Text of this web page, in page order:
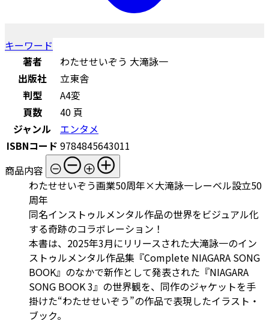
キーワード
著者
わたせせいぞう 大滝詠一
出版社
立東舎
判型
A4変
頁数
40 頁
ジャンル
エンタメ
ISBNコード 9784845643011
商品内容
わたせせいぞう画業50周年×大滝詠一レーベル設立50
周年
同名インストゥルメンタル作品の世界をビジュアル化
する奇跡のコラボレーション！
本書は、2025年3月にリリースされた大滝詠一のイン
ストゥルメンタル作品集『Complete NIAGARA SONG
BOOK』のなかで新作として発表された『NIAGARA
SONG BOOK 3』の世界観を、同作のジャケットを手
掛けた“わたせせいぞう”の作品で表現したイラスト・
ブック。